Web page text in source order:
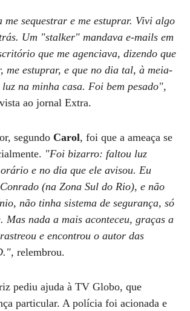
me sequestrar e me estuprar. Vivi algo
Um "stalker" mandava e-mails em
que me agenciava, dizendo que
me estuprar, e que no dia tal, à meia-
na minha casa. Foi bem pesado",
ao jornal Extra.
segundo Carol, foi que a ameaça se
"Foi bizarro: faltou luz
e no dia que ele avisou. Eu
(na Zona Sul do Rio), e não
não tinha sistema de segurança, só
Mas nada a mais aconteceu, graças a
e encontrou o autor das
relembrou.
pediu ajuda à TV Globo, que
particular. A polícia foi acionada e